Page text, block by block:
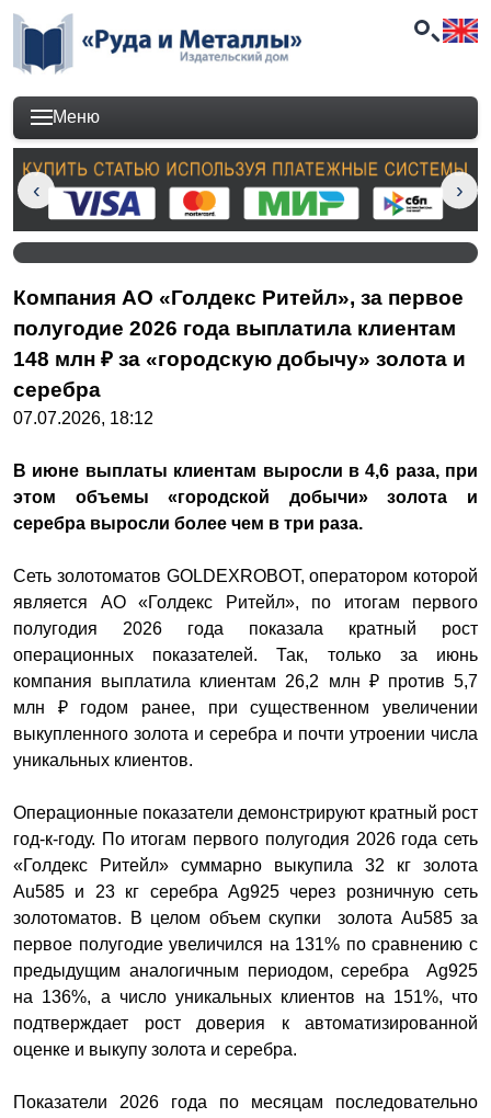
Меню
Компания АО «Голдекс Ритейл», за первое
полугодие 2026 года выплатила клиентам
148 млн ₽ за «городскую добычу» золота и
серебра
07.07.2026, 18:12
В июне выплаты клиентам выросли в 4,6 раза, при
этом объемы «городской добычи» золота и
серебра выросли более чем в три раза.
Сеть золотоматов GOLDEXROBOT, оператором которой
является АО «Голдекс Ритейл», по итогам первого
полугодия 2026 года показала кратный рост
операционных показателей. Так, только за июнь
компания выплатила клиентам 26,2 млн ₽ против 5,7
млн ₽ годом ранее, при существенном увеличении
выкупленного золота и серебра и почти утроении числа
уникальных клиентов.
Операционные показатели демонстрируют кратный рост
год-к-году. По итогам первого полугодия 2026 года сеть
«Голдекс Ритейл» суммарно выкупила 32 кг золота
Au585 и 23 кг серебра Ag925 через розничную сеть
золотоматов. В целом объем скупки золота Au585 за
первое полугодие увеличился на 131% по сравнению с
предыдущим аналогичным периодом, серебра Ag925
на 136%, а число уникальных клиентов на 151%, что
подтверждает рост доверия к автоматизированной
оценке и выкупу золота и серебра.
Показатели 2026 года по месяцам последовательно